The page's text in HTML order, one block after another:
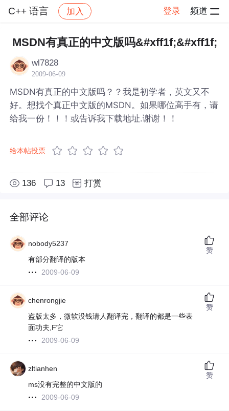
C++ 语言 加入 登录 频道
社区 C++ 语言 帖子详情
MSDN有真正的中文版吗&#xff1f;&#xff1f;
wl7828
2009-06-09
MSDN有真正的中文版吗？？我是初学者，英文又不
好。想找个真正中文版的MSDN。如果哪位高手有，请
给我一份！！！或告诉我下载地址.谢谢！！
给本帖投票
136 13 打赏
全部评论
nobody5237
有部分翻译的版本
2009-06-09
赞
chenrongjie
盗版太多，微软没钱请人翻译完，翻译的都是一些表
面功夫,F它
2009-06-09
赞
zltianhen
ms没有完整的中文版的
2009-06-09
赞